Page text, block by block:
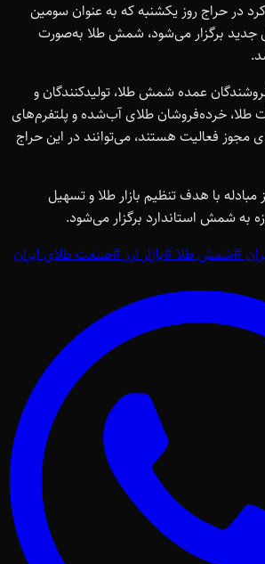
کرد در حراج روز یکشنبه که به عنوان سومین
برگزار می‌شود، شمش طلا به‌صورت
عمده شمش طلا، تولیدکنندگان و
طلا، خرده‌فروشان طلای آب‌شده و پلتفرم‌های
مجوز فعالیت هستند، می‌توانند در این حراج
با هدف تنظیم بازار طلا و تسهیل
به شمش استاندارد برگزار می‌شود.
#شمش طلا#بازار ارز#صنعت طلای ایران